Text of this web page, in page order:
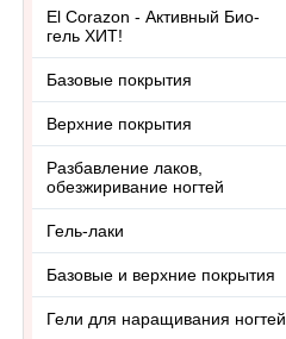
El Corazon - Активный Био-
гель ХИТ!
Базовые покрытия
Верхние покрытия
Разбавление лаков,
обезжиривание ногтей
Гель-лаки
Базовые и верхние покрытия
Гели для наращивания ногтей